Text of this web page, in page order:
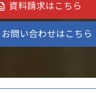
資料請求はこちら
お問い合わせはこちら